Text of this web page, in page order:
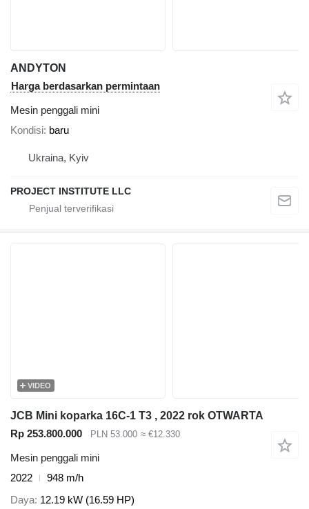
ANDYTON
Harga berdasarkan permintaan
Mesin penggali mini
Kondisi baru
Ukraina, Kyiv
PROJECT INSTITUTE LLC
VIDEO
JCB Mini koparka 16C-1 T3 , 2022 rok OTWARTA
Rp 253.800.000
PLN 53.000 ≈ €12.330
Mesin penggali mini
2022
948 m/h
Daya 12.19 kW (16.59 HP)